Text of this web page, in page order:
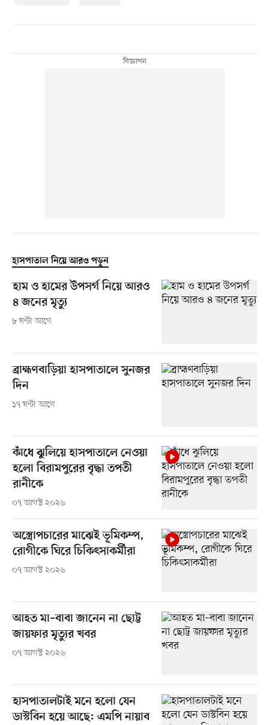
হাসপাতাল নিয়ে আরও পড়ুন
হাম ও হামের উপসর্গ নিয়ে আরও
৪ জনের মৃত্যু
৮ ঘণ্টা আগে
ব্রাহ্মণবাড়িয়া হাসপাতালে সুনজর
দিন
১৭ ঘণ্টা আগে
কাঁধে ঝুলিয়ে হাসপাতালে নেওয়া
হলো বিরামপুরের বৃদ্ধা তপতী
রানীকে
০৭ আগস্ট ২০২৬
অস্ত্রোপচারের মাঝেই ভূমিকম্প,
রোগীকে ঘিরে চিকিৎসাকর্মীরা
০৭ আগস্ট ২০২৬
আহত মা–বাবা জানেন না ছোট্ট
জায়ফার মৃত্যুর খবর
০৭ আগস্ট ২০২৬
হাসপাতালটাই মনে হলো যেন
ডাস্টবিন হয়ে আছে: এমপি নায়াব